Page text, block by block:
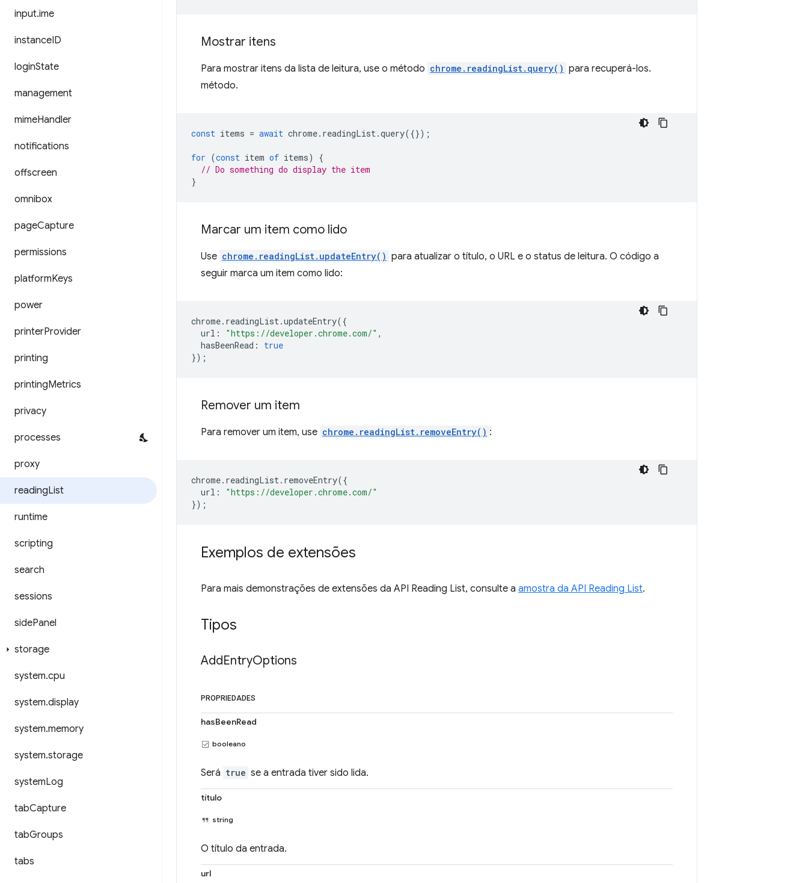
input.ime
instanceID
loginState
management
mimeHandler
notifications
offscreen
omnibox
pageCapture
permissions
platformKeys
power
printerProvider
printing
printingMetrics
privacy
processes
proxy
readingList
runtime
scripting
search
sessions
sidePanel
storage
system.cpu
system.display
system.memory
system.storage
systemLog
tabCapture
tabGroups
tabs
Mostrar itens
Para mostrar itens da lista de leitura, use o método chrome.readingList.query() para recuperá-los.
método.
const items = await chrome. readingList .query({});
for (const item of items)
{
// Do something do display the item
}
Marcar um item como lido
Use chrome.readingList.updateEntry() para atualizar o título, o URL e o status de leitura. O código a
seguir marca um item como lido:
chrome. readingList .updateEntry({
url : "https://developer.chrome.com/" ,
hasBeenRead :
true
});
Remover um item
Para remover um item, use chrome.readingList.removeEntry() :
chrome. readingList . removeEntry({
url :
"https://developer.chrome.com/"
});
Exemplos de extensões
Para mais demonstrações de extensões da API Reading List, consulte a amostra da API Reading List.
Tipos
AddEntryOptions
PROPRIEDADES
hasBeenRead
booleano
Será true se a entrada tiver sido lida.
título
string
O título da entrada.
url